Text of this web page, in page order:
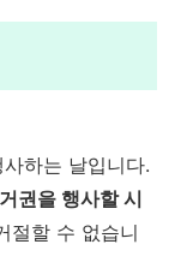
하는 날입니다.
권을 행사할 시
절할 수 없습니